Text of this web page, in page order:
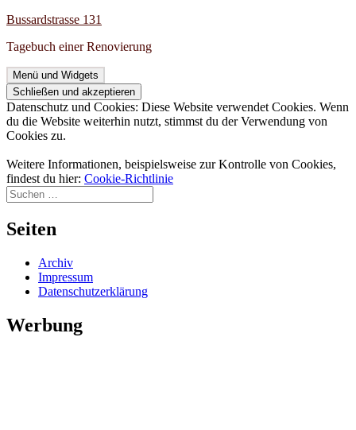
Zum
springen
Bussardstrasse 131
Tagebuch einer Renovierung
Menü und Widgets
Datenschutz und Cookies: Diese Website verwendet Cookies. Wenn
du die Website weiterhin nutzt, stimmst du der Verwendung von
Cookies zu.
Weitere Informationen, beispielsweise zur Kontrolle von Cookies,
findest du hier: Cookie-Richtlinie
Suchen
nach:
Seiten
Archiv
Impressum
Datenschutzerklärung
Werbung